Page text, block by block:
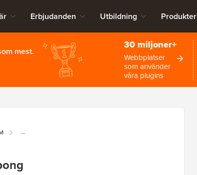
Erbjudanden Utbildning Produkter
mest.
30 miljoner+
Webbplatser
som använder
våra plugins
WP ACTIVITY LOG KUPONG